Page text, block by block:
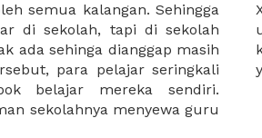
semua kalangan. Sehingga
di sekolah, tapi di sekolah
ada sehinga dianggap masih
para pelajar seringkali
belajar mereka sendiri.
sekolahnya menyewa guru
solusi kebutuhan ruangan
memilih ruangan dengan
belajar dan waktu